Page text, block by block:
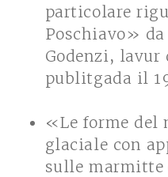
particolare
Poschiavo»
Godenzi, lavur
publitgada il
«Le forme del
glaciale con
sulle